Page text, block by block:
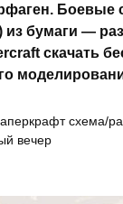
Боевые
из бумаги —
скачать
схема/
вечер